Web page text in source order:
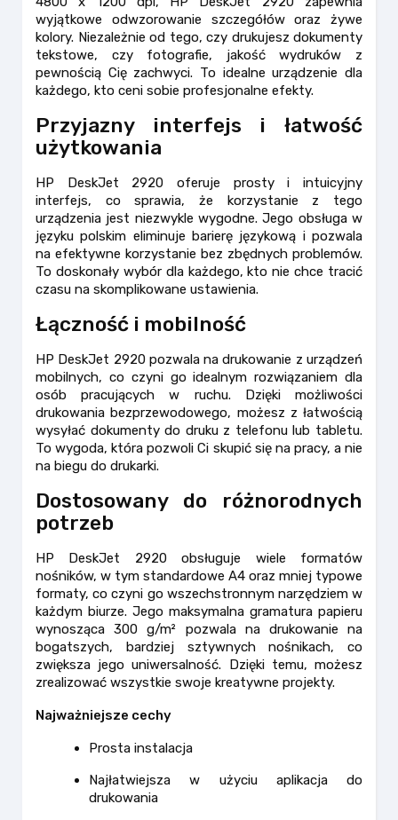
wyjątkowe odwzorowanie szczegółów oraz żywe
kolory. Niezależnie od tego, czy drukujesz dokumenty
tekstowe, czy fotografie, jakość wydruków z
pewnością Cię zachwyci. To idealne urządzenie dla
każdego, kto ceni sobie profesjonalne efekty.
Przyjazny interfejs i łatwość
użytkowania
HP DeskJet 2920 oferuje prosty i intuicyjny
interfejs, co sprawia, że korzystanie z tego
urządzenia jest niezwykle wygodne. Jego obsługa w
języku polskim eliminuje barierę językową i pozwala
na efektywne korzystanie bez zbędnych problemów.
To doskonały wybór dla każdego, kto nie chce tracić
czasu na skomplikowane ustawienia.
Łączność i mobilność
HP DeskJet 2920 pozwala na drukowanie z urządzeń
mobilnych, co czyni go idealnym rozwiązaniem dla
osób pracujących w ruchu. Dzięki możliwości
drukowania bezprzewodowego, możesz z łatwością
wysyłać dokumenty do druku z telefonu lub tabletu.
To wygoda, która pozwoli Ci skupić się na pracy, a nie
na biegu do drukarki.
Dostosowany do różnorodnych
potrzeb
HP DeskJet 2920 obsługuje wiele formatów
nośników, w tym standardowe A4 oraz mniej typowe
formaty, co czyni go wszechstronnym narzędziem w
każdym biurze. Jego maksymalna gramatura papieru
wynosząca 300 g/m² pozwala na drukowanie na
bogatszych, bardziej sztywnych nośnikach, co
zwiększa jego uniwersalność. Dzięki temu, możesz
zrealizować wszystkie swoje kreatywne projekty.
Najważniejsze cechy
Prosta instalacja
Najłatwiejsza w użyciu aplikacja do
drukowania